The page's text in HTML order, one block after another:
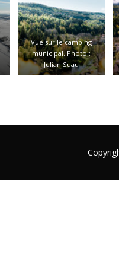
Vue sur le camping
municipal. Photo :
Julian Suau